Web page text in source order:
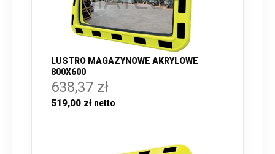
LUSTRO MAGAZYNOWE AKRYLOWE
800X600
638,37 zł
519,00 zł